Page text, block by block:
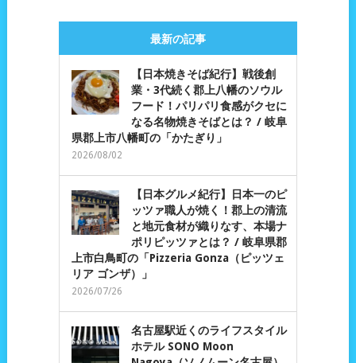
最新の記事
【日本焼きそば紀行】戦後創
業・3代続く郡上八幡のソウル
フード！パリパリ食感がクセに
なる名物焼きそばとは？ / 岐阜
県郡上市八幡町の「かたぎり」
2026/08/02
【日本グルメ紀行】日本一のピ
ッツァ職人が焼く！郡上の清流
と地元食材が織りなす、本場ナ
ポリピッツァとは？ / 岐阜県郡
上市白鳥町の「Pizzeria Gonza（ピッツェ
リア ゴンザ）」
2026/07/26
名古屋駅近くのライフスタイル
ホテル SONO Moon